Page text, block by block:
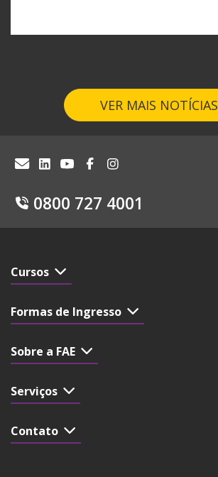
VER MAIS NOTÍCIAS
0800 727 4001
Cursos
Formas de Ingresso
Sobre a FAE
Serviços
Contato